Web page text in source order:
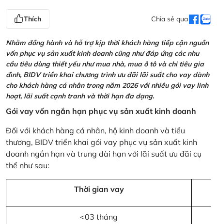
Thích Chia sẻ qua
Nhằm đồng hành và hỗ trợ kịp thời khách hàng tiếp cận nguồn
vốn phục vụ sản xuất kinh doanh cũng như đáp ứng các nhu
cầu tiêu dùng thiết yếu như mua nhà, mua ô tô và chi tiêu gia
đình, BIDV triển khai chương trình ưu đãi lãi suất cho vay dành
cho khách hàng cá nhân trong năm 2026 với nhiều gói vay linh
hoạt, lãi suất cạnh tranh và thời hạn đa dạng.
Gói vay vốn ngắn hạn phục vụ sản xuất kinh doanh
Đối với khách hàng cá nhân, hộ kinh doanh và tiểu
thương, BIDV triển khai gói vay phục vụ sản xuất kinh
doanh ngắn hạn và trung dài hạn với lãi suất ưu đãi cụ
thể như sau:
Thời gian vay
<03 tháng